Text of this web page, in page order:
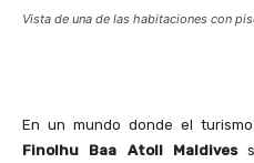
Vista de una de las habitaciones con
En un mundo donde el
Finolhu Baa Atoll Maldives